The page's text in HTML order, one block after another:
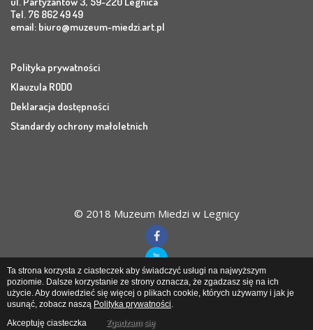
Tel. 76 862 49 49
email: biuro@muzeum-miedzi.art.pl
Polityka prywatności
Klauzula RODO
Deklaracja dostępności
Standardy ochrony małoletnich
© 2018 Muzeum Miedzi w Legnicy
Muzeum Miedziw Legnicy
Ta strona korzysta z ciasteczek aby świadczyć usługi na najwyższym
poziomie. Dalsze korzystanie ze strony oznacza, że zgadzasz się na ich
użycie. Aby dowiedzieć się więcej o plikach cookie, których używamy i jak je
usunąć, zobacz naszą Polityka prywatności.
Akceptuję ciasteczka
Zgadzam się